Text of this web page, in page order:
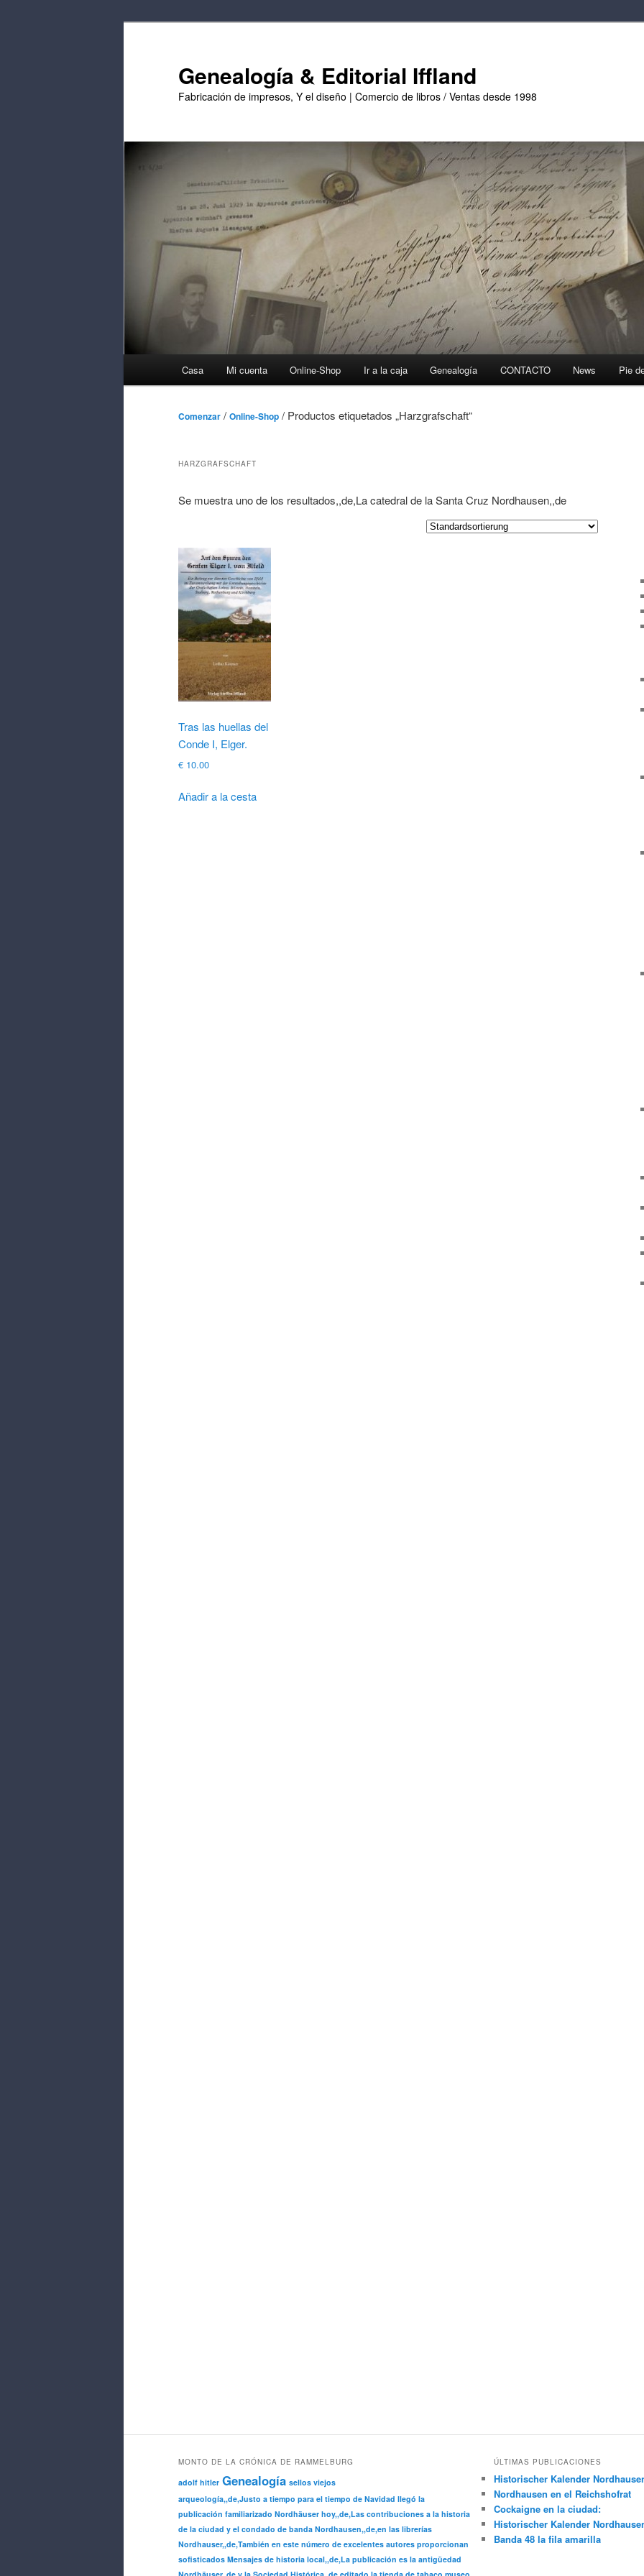
Genealogía & Editorial Iffland
Fabricación de impresos, Y el diseño | Comercio de libros / Ventas desde 1998
Casa Mi cuenta Online-Shop Ir a la caja Genealogía CONTACTO News Pie
Comenzar / Online-Shop / Productos etiquetados „Harzgrafschaft“
HARZGRAFSCHAFT
Se muestra uno de los resultados,,de,La catedral de la Santa Cruz Nordhausen,,de
Tras las huellas del
Conde I, Elger.
€ 10.00
Añadir a la cesta
MONTO DE LA CRÓNICA DE RAMMELBURG
adolf hitler Genealogía sellos viejos
arqueología,,de,Justo a tiempo para el tiempo de Navidad llegó la
publicación familiarizado Nordhäuser hoy,,de,Las contribuciones a la historia
de la ciudad y el condado de banda Nordhausen,,de,en las librerías
Nordhauser,,de,También en este número de excelentes autores proporcionan
sofisticados Mensajes de historia local,,de,La publicación es la antigüedad
ÚLTIMAS PUBLICACIONES
Historischer Kalender
Nordhausen en el Reichshofrat
Cockaigne en la ciudad:
Historischer Kalender
Banda 48 la fila amarilla